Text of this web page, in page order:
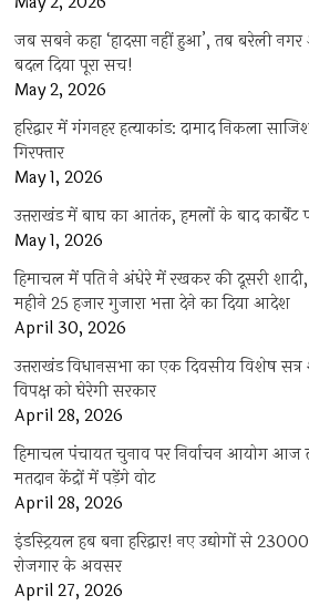
जब सबने कहा ‘हादसा नहीं हुआ’, तब बरेली
बदल दिया पूरा सच!
May 2, 2026
हरिद्वार में गंगनहर हत्याकांड: दामाद निकला
गिरफ्तार
May 1, 2026
उत्तराखंड में बाघ का आतंक, हमलों के बाद कार्बेट
May 1, 2026
हिमाचल में पति ने अंधेरे में रखकर की दूसरी शादी,
महीने 25 हजार गुजारा भत्ता देने का दिया आदेश
April 30, 2026
उत्तराखंड विधानसभा का एक दिवसीय विशेष
विपक्ष को घेरेगी सरकार
April 28, 2026
हिमाचल पंचायत चुनाव पर निर्वाचन आयोग आज
मतदान केंद्रों में पड़ेंगे वोट
April 28, 2026
इंडस्ट्रियल हब बना हरिद्वार! नए उद्योगों से
रोजगार के अवसर
April 27, 2026